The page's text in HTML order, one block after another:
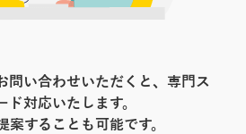
問い合わせいただくと、専門ス
対応いたします。
することも可能です。